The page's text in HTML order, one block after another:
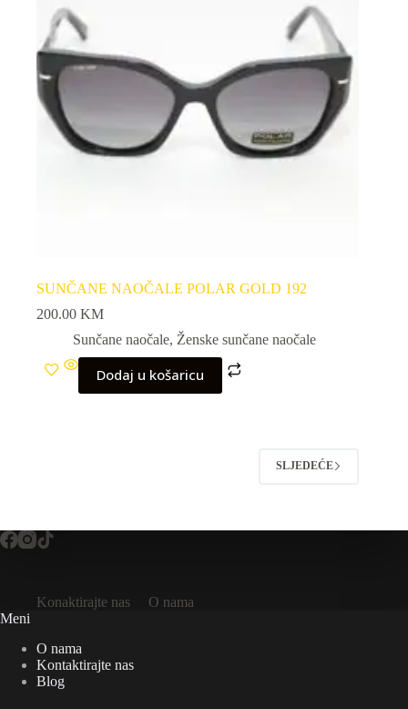
SUNČANE NAOČALE POLAR GOLD 192
200.00 KM
Sunčane naočale, Ženske sunčane naočale
Dodaj u košaricu
SLJEDEĆE
Konaktirajte nas
O nama
Meni
O nama
Kontaktirajte nas
Blog